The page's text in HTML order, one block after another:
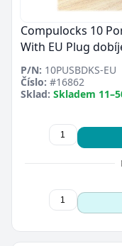
Compulocks 10
With EU Plug
P/N: 10PUSBDKS-EU
Číslo: #16862
Sklad: Skladem